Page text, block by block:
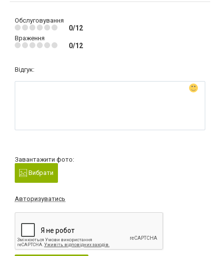
Обслуговування
0/12
Враження
0/12
Відгук:
Завантажити фото:
Вибрати
Авторизуватись